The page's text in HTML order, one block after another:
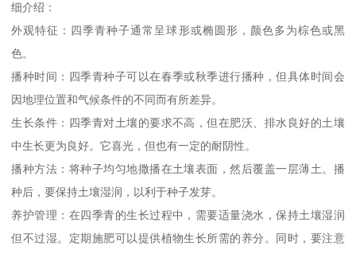
细介绍：
外观特征：四季青种子通常呈球形或椭圆形，颜色多为棕色或黑
色。
播种时间：四季青种子可以在春季或秋季进行播种，但具体时间会
因地理位置和气候条件的不同而有所差异。
生长条件：四季青对土壤的要求不高，但在肥沃、排水良好的土壤
中生长更为良好。它喜光，但也有一定的耐阴性。
播种方法：将种子均匀地撒播在土壤表面，然后覆盖一层薄土。播
种后，要保持土壤湿润，以利于种子发芽。
养护管理：在四季青的生长过程中，需要适量浇水，保持土壤湿润
但不过湿。定期施肥可以提供植物生长所需的养分。同时，要注意